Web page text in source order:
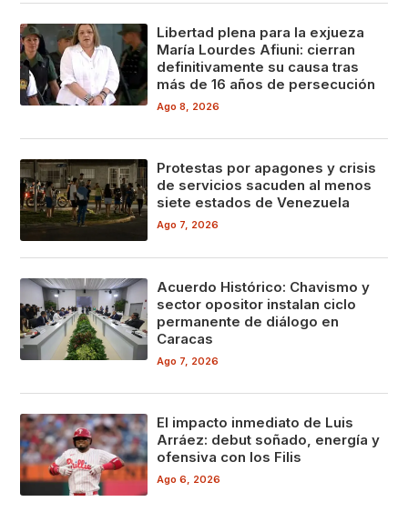
Libertad plena para la exjueza
María Lourdes Afiuni: cierran
definitivamente su causa tras
más de 16 años de persecución
Ago 8, 2026
Protestas por apagones y crisis
de servicios sacuden al menos
siete estados de Venezuela
Ago 7, 2026
Acuerdo Histórico: Chavismo y
sector opositor instalan ciclo
permanente de diálogo en
Caracas
Ago 7, 2026
El impacto inmediato de Luis
Arráez: debut soñado, energía y
ofensiva con los Filis
Ago 6, 2026